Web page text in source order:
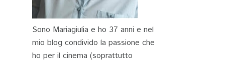
Sono Mariagiulia e ho 37 anni e nel
mio blog condivido la passione che
ho per il cinema (soprattutto